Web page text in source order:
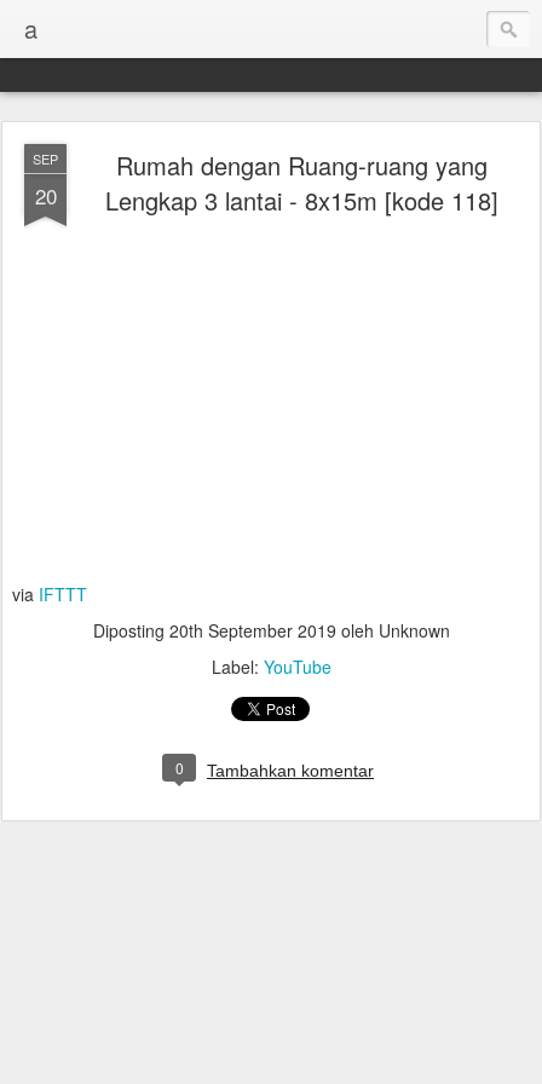
a
SEP
20
Rumah dengan Ruang-ruang yang
Lengkap 3 lantai - 8x15m [kode 118]
via IFTTT
Diposting 20th September 2019 oleh Unknown
Label: YouTube
0 Tambahkan komentar